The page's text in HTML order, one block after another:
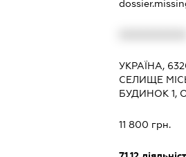
УКРАЇНА,
СЕЛИЩЕ
БУДИНОК 1,
11 800 грн.